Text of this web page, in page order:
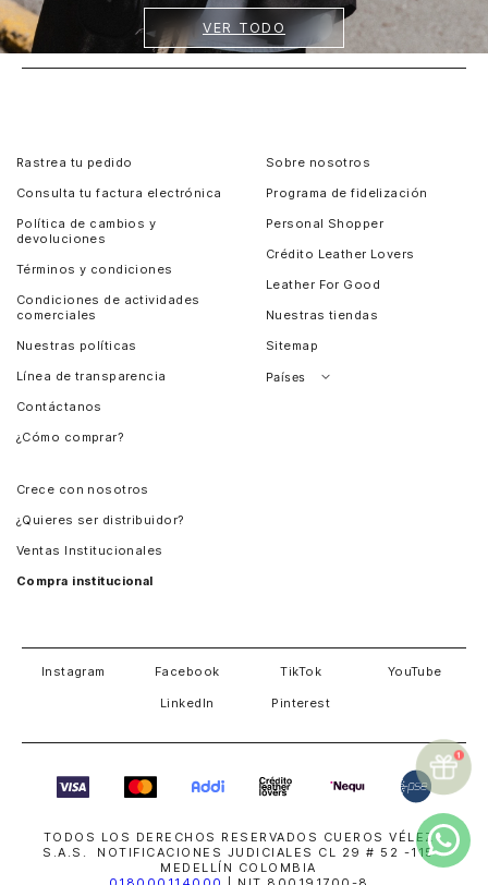
VER TODO
Rastrea tu pedido
Consulta tu factura electrónica
Política de cambios y
devoluciones
Términos y condiciones
Condiciones de actividades
comerciales
Nuestras políticas
Línea de transparencia
Contáctanos
¿Cómo comprar?
Sobre nosotros
Programa de fidelización
Personal Shopper
Crédito Leather Lovers
Leather For Good
Nuestras tiendas
Sitemap
Países
Crece con nosotros
¿Quieres ser distribuidor?
Ventas Institucionales
Compra institucional
Instagram Facebook TikTok YouTube
LinkedIn Pinterest
TODOS LOS DERECHOS RESERVADOS CUEROS VÉLEZ
S.A.S. NOTIFICACIONES JUDICIALES CL 29 # 52 -115
MEDELLÍN COLOMBIA